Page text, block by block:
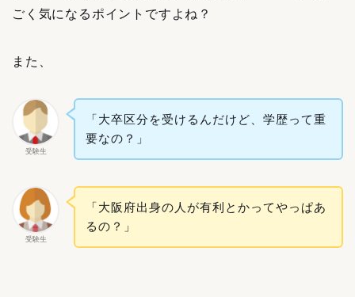
ごく気になるポイントですよね？
また、
受験生
「大卒区分を受けるんだけど、学歴って重
要なの？」
受験生
「大阪府出身の人が有利とかってやっぱあ
るの？」